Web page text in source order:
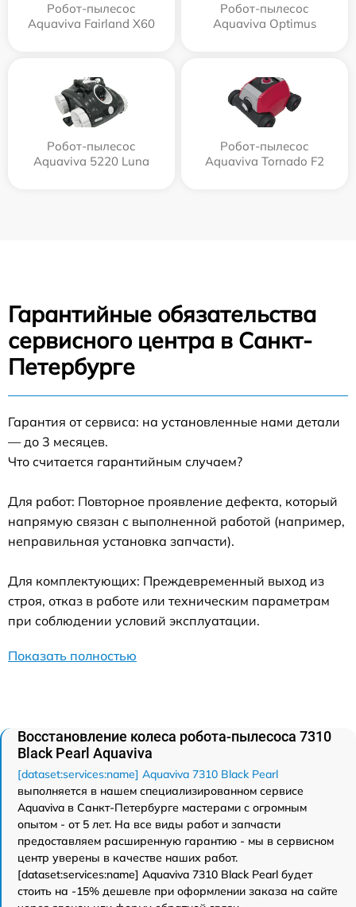
Робот-пылесос
Aquaviva Fairland X60
Робот-пылесос
Aquaviva Optimus
Робот-пылесос
Aquaviva 5220 Luna
Робот-пылесос
Aquaviva Tornado F2
Гарантийные обязательства
сервисного центра в Санкт-
Петербурге
Гарантия от сервиса: на установленные нами детали
— до 3 месяцев.
Что считается гарантийным случаем?
Для работ: Повторное проявление дефекта, который
напрямую связан с выполненной работой (например,
неправильная установка запчасти).
Для комплектующих: Преждевременный выход из
строя, отказ в работе или техническим параметрам
при соблюдении условий эксплуатации.
Показать полностью
Восстановление колеса робота-пылесоса 7310
Black Pearl Aquaviva
[dataset:services:name] Aquaviva 7310 Black Pearl
выполняется в нашем специализированном сервисе
Aquaviva в Санкт-Петербурге мастерами с огромным
опытом - от 5 лет. На все виды работ и запчасти
предоставляем расширенную гарантию - мы в сервисном
центр уверены в качестве наших работ.
[dataset:services:name] Aquaviva 7310 Black Pearl будет
стоить на -15% дешевле при оформлении заказа на сайте